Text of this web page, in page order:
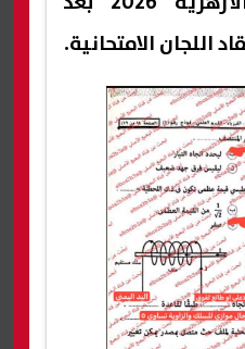
اللجان الامتحانية.